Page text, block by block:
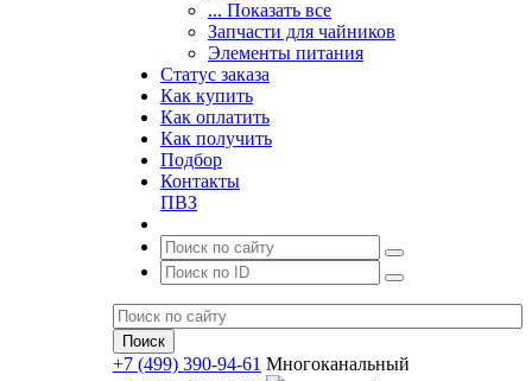
... Показать все
Запчасти для чайников
Элементы питания
Статус заказа
Как купить
Как оплатить
Как получить
Подбор
Контакты
ПВЗ
+7 (499) 390-94-61 Многоканальный